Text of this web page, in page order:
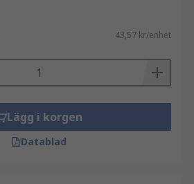
43,57 kr/enhet
Lägg i korgen
Datablad